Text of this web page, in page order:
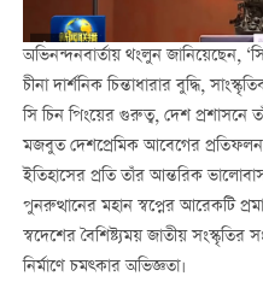
অভিনন্দনবার্তায় থংলুন জানিয়েছেন,
চীনা দার্শনিক চিন্তাধারার বুদ্ধি,
সি চিন পিংয়ের গুরুত্ব, দেশ প্রশাসনে
মজবুত দেশপ্রেমিক আবেগের
ইতিহাসের প্রতি তাঁর আন্তরিক
পুনরুত্থানের মহান স্বপ্নের আরেকটি
স্বদেশের বৈশিষ্ট্যময় জাতীয় সংস্কৃতির
নির্মাণে চমত্কার অভিজ্ঞতা।